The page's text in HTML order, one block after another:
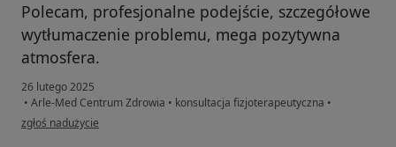
Polecam, profesjonalne podejście, szczegółowe
wytłumaczenie problemu, mega pozytywna
atmosfera.
26 lutego 2025
• Arle-Med Centrum Zdrowia • konsultacja fizjoterapeutyczna •
w opinii użytkownika Miłosz
zgłoś nadużycie